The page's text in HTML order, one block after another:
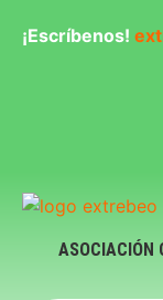
¡Escríbenos!
ASOCIACIÓN